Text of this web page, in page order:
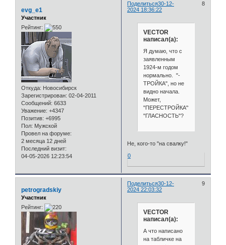
Поделиться 8
30-12-
2024 18:36:22
evg_e1
Участник
Рейтинг:
Откуда: Новосибирск
Зарегистрирован: 02-04-2011
Сообщений: 6633
Уважение: +4347
Позитив: +6995
Пол: Мужской
Провел на форуме:
2 месяца 12 дней
Последний визит:
04-05-2026 12:23:54
VECTOR
написал(а):
Я думаю, что с
заявленным
1924-м годом
нормально. "-
ТРОЙКА", но не
видно начала.
Может,
"ПЕРЕСТРОЙКА"?
"ГЛАСНОСТЬ"?
Не, кого-то "на свалку!"
0
Поделиться 9
30-12-
2024 22:03:32
petrogradskiy
Участник
Рейтинг:
VECTOR
написал(а):
А что написано
на табличке на